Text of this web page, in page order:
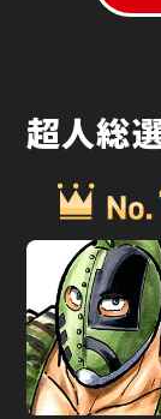
超人総